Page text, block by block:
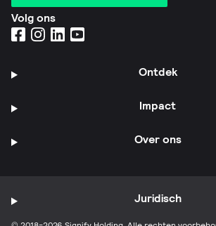
Volg ons
Ontdek
Impact
Over ons
Juridisch